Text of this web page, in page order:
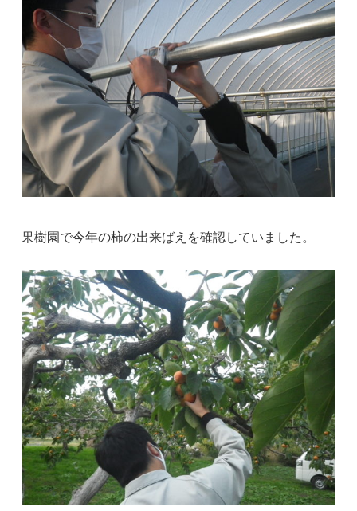
果樹園で今年の柿の出来ばえを確認していました。